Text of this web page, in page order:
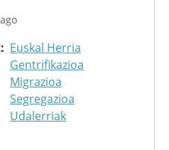
Euskal Herria
Gentrifikazioa
Migrazioa
Segregazioa
Udalerriak